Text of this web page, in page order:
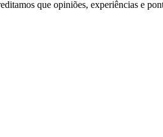
que opiniões, experiências e